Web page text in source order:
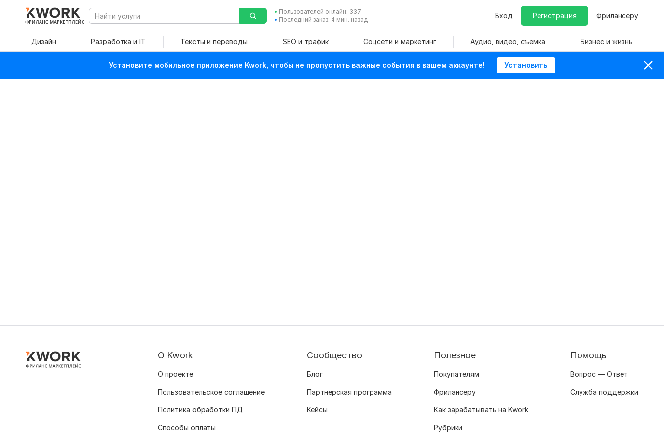
ФРИЛАНС МАРКЕТПЛЕЙС
Пользователей онлайн: 337
Последний заказ: 4 мин. назад
Вход Регистрация Фрилансеру
Дизайн Разработка и IT Тексты и переводы SEO и трафик Соцсети и маркетинг Аудио, видео, съемка Бизнес и жизнь
Установите мобильное приложение Kwork, чтобы не пропустить важные события в вашем аккаунте! Установить
О Kwork
О проекте
Пользовательское соглашение
Политика обработки ПД
Способы оплаты
Сообщество
Блог
Партнерская программа
Кейсы
Полезное
Покупателям
Фрилансеру
Как зарабатывать на Kwork
Рубрики
Помощь
Вопрос — Ответ
Служба поддержки